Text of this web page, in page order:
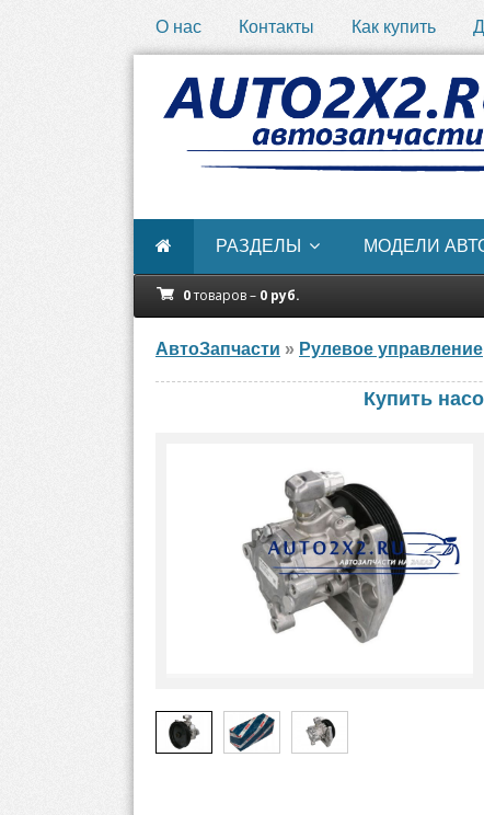
О нас Контакты Как купить
РАЗДЕЛЫ МОДЕЛИ
0товаров – 0 руб.
АвтоЗапчасти » Рулевое управление
Купить